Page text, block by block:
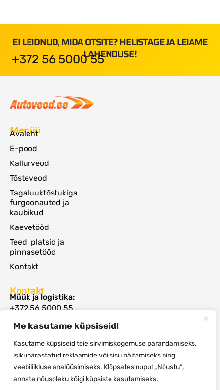
Me kasutame küpsiseid!
Kasutame küpsiseid teie sirvimiskogemuse parandamiseks,
isikupärastatud reklaamide või sisu näitamiseks ning
veebiliikluse analüüsimiseks. Klõpsates nupul „Nõustu“,
annate nõusoleku kõigi küpsiste kasutamiseks.
EI LEIDNUD, MIDA OTSITE? HELISTAGE JA LEIAME
LAHENDUSE!
+372 56 5000 55
Menüü
Avaleht
E-pood
Kallurveod
Tõsteveod
Tagaluuktõstukiga
furgoonautod ja
kaubikud
Kaevetööd
Teed, platsid ja
pinnasetööd
Kontakt
Kontakt
Müük ja logistika:
+372 56 5000 55
Raamatupidamine:
info@autoveod.ee
Valtsi 3, Lagedi alevik, Rae vald, Harjumaa,
75303